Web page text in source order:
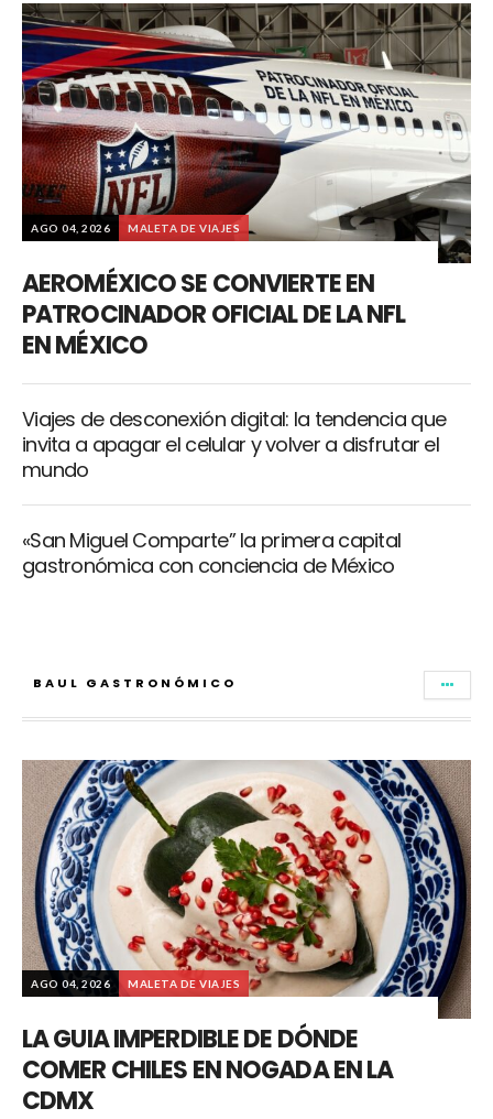
AGO 04, 2026 MALETA DE VIAJES
AEROMÉXICO SE CONVIERTE EN
PATROCINADOR OFICIAL DE LA NFL
EN MÉXICO
Viajes de desconexión digital: la tendencia que
invita a apagar el celular y volver a disfrutar el
mundo
«San Miguel Comparte” la primera capital
gastronómica con conciencia de México
BAUL GASTRONÓMICO
AGO 04, 2026 MALETA DE VIAJES
LA GUIA IMPERDIBLE DE DÓNDE
COMER CHILES EN NOGADA EN LA
CDMX